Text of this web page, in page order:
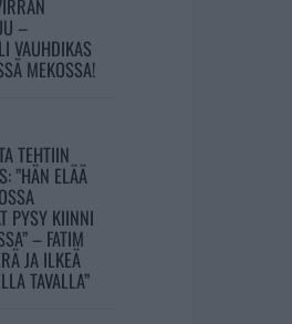
–
VAUHDIKAS
MEKOSSA!
TEHTIIN
”HÄN ELÄÄ
PYSY KIINNI
– FATIM
JA ILKEÄ
TAVALLA”